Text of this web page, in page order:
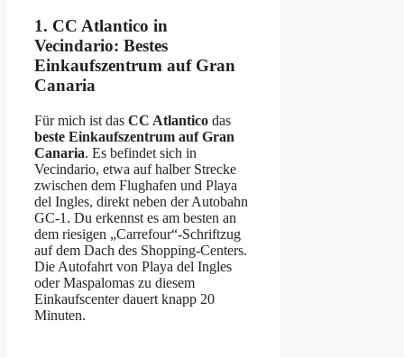
1. CC Atlantico in
Vecindario: Bestes
Einkaufszentrum auf Gran
Canaria
Für mich ist das CC Atlantico das
beste Einkaufszentrum auf Gran
Canaria. Es befindet sich in
Vecindario, etwa auf halber Strecke
zwischen dem Flughafen und Playa
del Ingles, direkt neben der Autobahn
GC-1. Du erkennst es am besten an
dem riesigen „Carrefour“-Schriftzug
auf dem Dach des Shopping-Centers.
Die Autofahrt von Playa del Ingles
oder Maspalomas zu diesem
Einkaufscenter dauert knapp 20
Minuten.